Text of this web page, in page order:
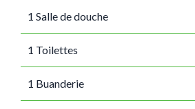
1 Salle de douche
1 Toilettes
1 Buanderie